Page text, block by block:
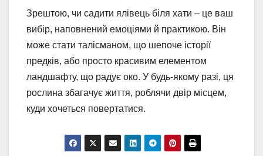
Зрештою, чи садити ялівець біля хати – це ваш
вибір, наповнений емоціями й практикою. Він
може стати талісманом, що шепоче історії
предків, або просто красивим елементом
ландшафту, що радує око. У будь-якому разі, ця
рослина збагачує життя, роблячи двір місцем,
куди хочеться повертатися.